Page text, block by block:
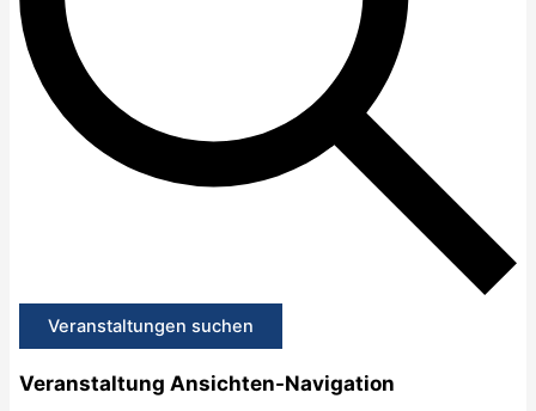
Veranstaltungen suchen
Veranstaltung Ansichten-Navigation